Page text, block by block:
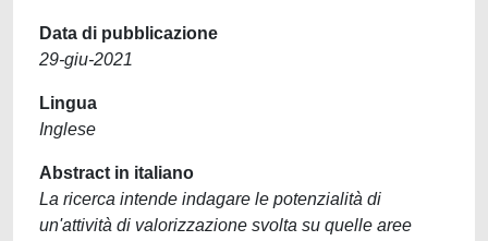
Data di pubblicazione
29-giu-2021
Lingua
Inglese
Abstract in italiano
La ricerca intende indagare le potenzialità di
un'attività di valorizzazione svolta su quelle aree